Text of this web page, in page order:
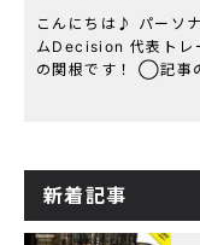
こんにちは♪ パーソ
ムDecision 代表トレ
の関根です！ ◯記事
PFT(全米エクササイズ
[…]
新着記事